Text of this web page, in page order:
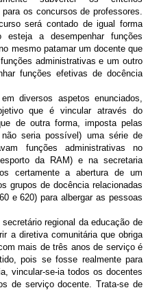
os concursos de professores.
será contado de igual forma
a desempenhar funções
mesmo patamar um docente que
administrativas e um outro
funções efetivas de docência
diversos aspetos enunciados,
que é vincular através do
de outra forma, imposta pelas
seria possível) uma série de
funções administrativas no
da RAM) e na secretaria
certamente a abertura de um
grupos de docência relacionadas
e 620) para albergar as pessoas
regional da educação de
a diretiva comunitária que obriga
mais de três anos de serviço é
pois se fosse realmente para
vincular-se-ia todos os docentes
de serviço docente. Trata-se de